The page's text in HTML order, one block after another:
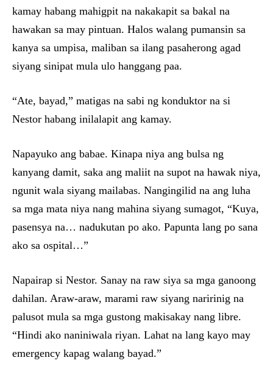
kamay habang mahigpit na nakakapit sa bakal na
hawakan sa may pintuan. Halos walang pumansin sa
kanya sa umpisa, maliban sa ilang pasaherong agad
siyang sinipat mula ulo hanggang paa.
“Ate, bayad,” matigas na sabi ng konduktor na si
Nestor habang inilalapit ang kamay.
Napayuko ang babae. Kinapa niya ang bulsa ng
kanyang damit, saka ang maliit na supot na hawak niya,
ngunit wala siyang mailabas. Nangingilid na ang luha
sa mga mata niya nang mahina siyang sumagot, “Kuya,
pasensya na… nadukutan po ako. Papunta lang po sana
ako sa ospital…”
Napairap si Nestor. Sanay na raw siya sa mga ganoong
dahilan. Araw-araw, marami raw siyang naririnig na
palusot mula sa mga gustong makisakay nang libre.
“Hindi ako naniniwala riyan. Lahat na lang kayo may
emergency kapag walang bayad.”